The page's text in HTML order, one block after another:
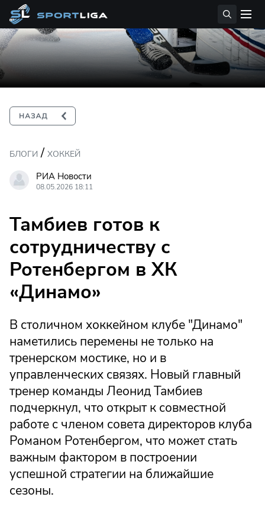
БЛОГИ / ХОККЕЙ
РИА Новости
08.05.2026 18:11
Тамбиев готов к
сотрудничеству с
Ротенбергом в ХК
«Динамо»
В столичном хоккейном клубе "Динамо"
наметились перемены не только на
тренерском мостике, но и в
управленческих связях. Новый главный
тренер команды Леонид Тамбиев
подчеркнул, что открыт к совместной
работе с членом совета директоров клуба
Романом Ротенбергом, что может стать
важным фактором в построении
успешной стратегии на ближайшие
сезоны.